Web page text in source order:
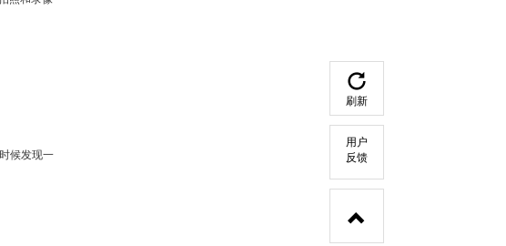
候发现一
刷新
用户
反馈